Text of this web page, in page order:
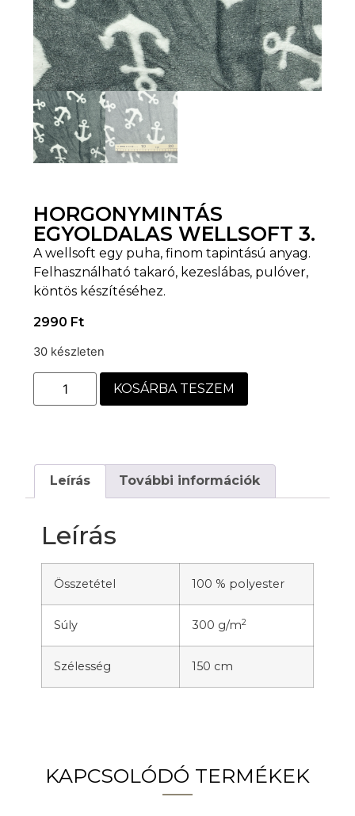
HORGONYMINTÁS
EGYOLDALAS WELLSOFT 3.
A wellsoft egy puha, finom tapintású anyag.
Felhasználható takaró, kezeslábas, pulóver,
köntös készítéséhez.
2990 Ft
30 készleten
KOSÁRBA TESZEM
Leírás További információk
Leírás
Összetétel 100 % polyester
Súly 300 g/m2
Szélesség 150 cm
KAPCSOLÓDÓ TERMÉKEK